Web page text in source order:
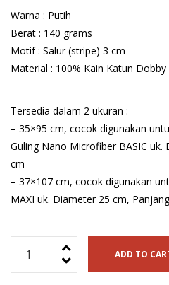
Warna : Putih
Berat : 140 grams
Motif : Salur (stripe) 3 cm
Material : 100% Kain Katun Dobby
Tersedia dalam 2 ukuran :
– 35×95 cm, cocok digunakan
Guling Nano Microfiber BASIC
cm
– 37×107 cm, cocok digunakan
MAXI uk. Diameter 25 cm,
Guling
ADD TO